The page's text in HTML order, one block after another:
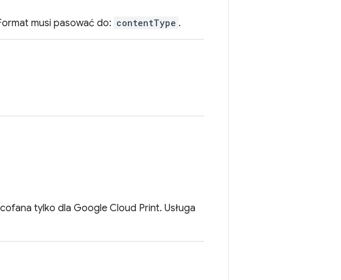
musi pasować do: contentType .
tylko dla Google Cloud Print. Usługa